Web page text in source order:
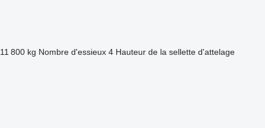
11 800 kg Nombre d'essieux 4 Hauteur de la sellette d'attelage